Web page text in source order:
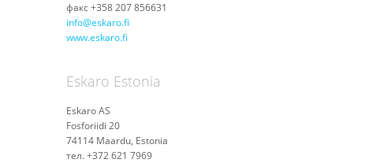
факс +358 207 856631
info@eskaro.fi
www.eskaro.fi
Eskaro Estonia
Eskaro AS
Fosforiidi 20
74114 Maardu, Estonia
тел. +372 621 7969